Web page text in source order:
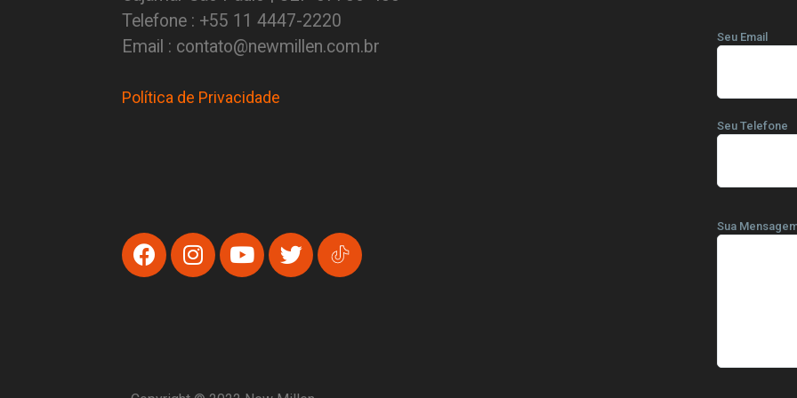
Telefone : +55 11 4447-2220
Email : contato@newmillen.com.br
Política de Privacidade
Seu Email
Seu Telefone
Sua